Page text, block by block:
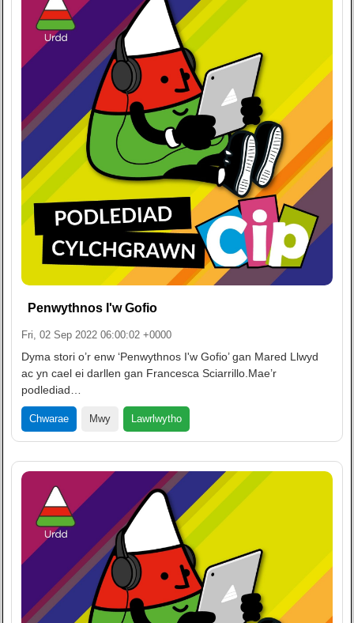
Penwythnos I'w Gofio
Fri, 02 Sep 2022 06:00:02 +0000
Dyma stori o’r enw ‘Penwythnos I'w Gofio’ gan Mared Llwyd
ac yn cael ei darllen gan Francesca Sciarrillo.Mae’r
podlediad…
Chwarae Mwy Lawrlwytho